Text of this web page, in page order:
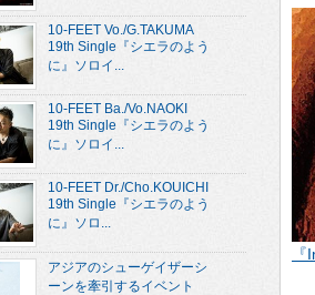
10-FEET Vo./G.TAKUMA
19th Single『シエラのよう
に』ソロイ...
10-FEET Ba./Vo.NAOKI
19th Single『シエラのよう
に』ソロイ...
10-FEET Dr./Cho.KOUICHI
19th Single『シエラのよう
に』ソロ...
アジアのシューゲイザーシ
ーンを牽引するイベント